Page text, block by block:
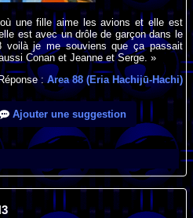
une fille aime les avions et elle est
est avec un drôle de garçon dans le
je me souviens que ça passait
Conan et Jeanne et Serge. »
: Area 88 (Eria Hachijū-Hachi)
Ajouter une suggestion